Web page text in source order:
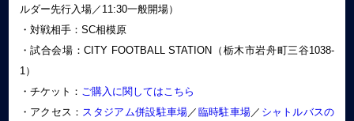
ルダー先行入場／11:30一般開場）
・対戦相手：SC相模原
・試合会場：CITY FOOTBALL STATION（栃木市岩舟町三谷1038-
1）
・チケット： ご購入に関してはこちら
・アクセス： スタジアム併設駐車場 ／ 臨時駐車場 ／ シャトルバスの